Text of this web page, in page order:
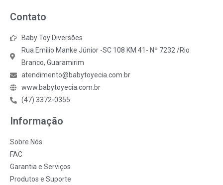
Contato
Baby Toy Diversões
Rua Emilio Manke Júnior -SC 108 KM 41- Nº 7232 /Rio
Branco, Guaramirim
atendimento@babytoyecia.com.br
www.babytoyecia.com.br
(47) 3372-0355
Informação
Sobre Nós
FAC
Garantia e Serviços
Produtos e Suporte